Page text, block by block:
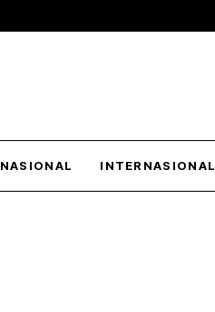
NASIONAL INTERNASIONAL